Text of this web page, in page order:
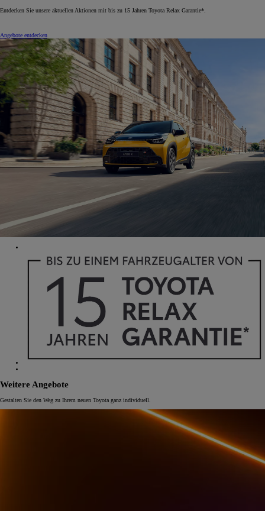
Entdecken Sie unsere aktuellen Aktionen mit bis zu 15 Jahren Toyota Relax Garantie*.
Angebote entdecken
Weitere Angebote
Gestalten Sie den Weg zu Ihrem neuen Toyota ganz individuell.